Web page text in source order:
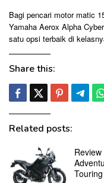
Bagi pencari motor matic
Yamaha Aerox Alpha
satu opsi terbaik di
Share this:
Related posts: